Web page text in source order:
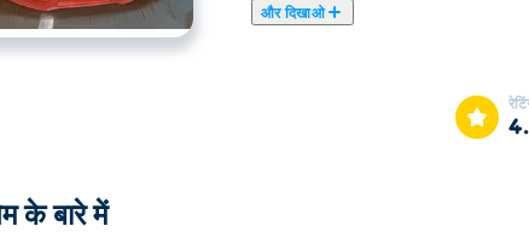
और दिखाओ
Freeway Fury 3 खेल सकते हैं। Freeway Fury 3 हमारे चुने हुए कार
के बारे में